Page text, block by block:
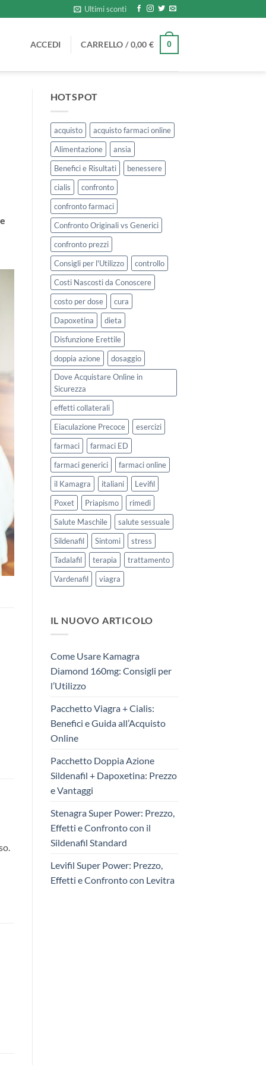
Ultimi sconti
ACCEDI CARRELLO /0,00€ 0
HOTSPOT
acquisto
acquisto farmaci online
Alimentazione
ansia
Benefici e Risultati
benessere
cialis
confronto
confronto farmaci
Confronto Originali vs Generici
confronto prezzi
Consigli per l'Utilizzo
controllo
Costi Nascosti da Conoscere
costo per dose
cura
Dapoxetina
dieta
Disfunzione Erettile
doppia azione
dosaggio
Dove Acquistare Online in
Sicurezza
effetti collaterali
Eiaculazione Precoce
esercizi
farmaci
farmaci ED
farmaci generici
farmaci online
il Kamagra
italiani
Levifil
Poxet
Priapismo
rimedi
Salute Maschile
salute sessuale
Sildenafil
Sintomi
stress
Tadalafil
terapia
trattamento
Vardenafil
viagra
IL NUOVO ARTICOLO
Come Usare Kamagra
Diamond 160mg: Consigli per
l’Utilizzo
Pacchetto Viagra + Cialis:
Benefici e Guida all’Acquisto
Online
Pacchetto Doppia Azione
Sildenafil + Dapoxetina: Prezzo
e Vantaggi
Stenagra Super Power: Prezzo,
Effetti e Confronto con il
Sildenafil Standard
Levifil Super Power: Prezzo,
Effetti e Confronto con Levitra